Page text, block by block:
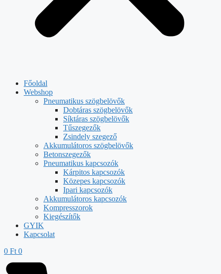
Főoldal
Webshop
Pneumatikus szögbelövők
Dobtáras szögbelövők
Síktáras szögbelövők
Tűszegezők
Zsindely szegező
Akkumulátoros szögbelövők
Betonszegezők
Pneumatikus kapcsozók
Kárpitos kapcsozók
Közepes kapcsozók
Ipari kapcsozók
Akkumulátoros kapcsozók
Kompresszorok
Kiegészítők
GYIK
Kapcsolat
0 Ft 0